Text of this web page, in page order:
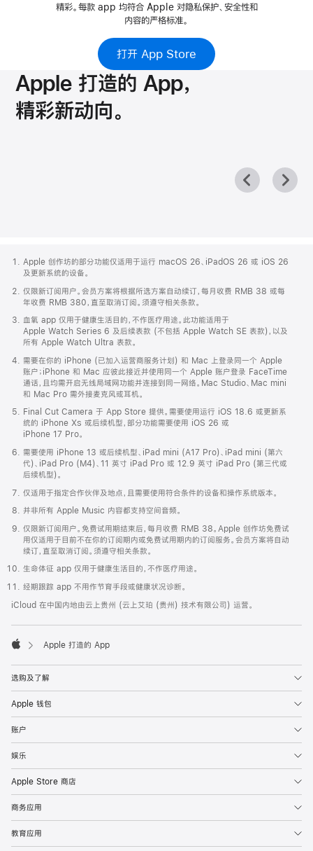
Reality Composer 遥控器
文本编辑 潮汐 时间机器 计时器
提示 旁白实用工具 Windows 迁移助理 世界时钟
Xcode
精彩。 每款 app 均符合 Apple 对隐私保护、安全性和
内容的严格标准。
打开 App Store
Apple 打造的 App，
精彩新动向。
网
脚
Apple 创作坊的部分功能仅适用于运行 macOS 26、iPadOS 26 或 iOS 26
及更新系统的设备。
仅限新订阅用户。会员方案将根据所选方案自动续订，每月收费 RMB 38 或每
年收费 RMB 380，直至取消订阅。须遵守相关条款。
血氧 app 仅用于健康生活目的，不作医疗用途。此功能适用于
Apple Watch Series 6 及后续表款 (不包括 Apple Watch SE 表款)，以及
所有 Apple Watch Ultra 表款。
需要在你的 iPhone (已加入运营商服务计划) 和 Mac 上登录同一个 Apple
账户；iPhone 和 Mac 应彼此接近并使用同一个 Apple 账户登录 FaceTime
通话，且均需开启无线局域网功能并连接到同一网络。Mac Studio、Mac mini
和 Mac Pro 需外接麦克风或耳机。
Final Cut Camera 于 App Store 提供。需要使用运行 iOS 18.6 或更新系
统的 iPhone XS 或后续机型，部分功能需要使用 iOS 26 或
iPhone 17 Pro。
需要使用 iPhone 13 或后续机型、iPad mini (A17 Pro)、iPad mini (第六
代)、iPad Pro (M4)、11 英寸 iPad Pro 或 12.9 英寸 iPad Pro (第三代或
后续机型)。
仅适用于指定合作伙伴及地点，且需要使用符合条件的设备和操作系统版本。
并非所有 Apple Music 内容都支持空间音频。
仅限新订阅用户。免费试用期结束后，每月收费 RMB 38。Apple 创作坊免费试
用仅适用于目前不在你的订阅期内或免费试用期内的订阅服务。会员方案将自动
续订，直至取消订阅。须遵守相关条款。
生命体征 app 仅用于健康生活目的，不作医疗用途。
经期跟踪 app 不用作节育手段或健康状况诊断。
iCloud 在中国内地由云上贵州 (云上艾珀 (贵州) 技术有限公司) 运营。

Apple 打造的 App
选购及了解
Apple 钱包
账户
娱乐
Apple Store 商店
商务应用
教育应用